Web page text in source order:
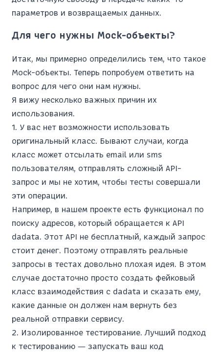
параметров и возвращаемых данных.
Для чего нужны Mock-объекты?
Итак, мы примерно определились тем, что такое
Mock-объекты. Теперь попробуем ответить на
вопрос для чего они нам нужны.
Я вижу несколько важных причин их
использования.
1. У вас нет возможности использовать
оригинальный класс. Бывают случаи, когда
класс может отсылать email или sms
пользователям, отправлять сложный API-
запрос и мы не хотим, чтобы тесты совершали
эти операции.
Например, в нашем проекте есть функционал по
поиску адресов, который обращается к API
dadata. Этот API не бесплатный, каждый запрос
стоит денег. Поэтому отправлять реальные
запросы в тестах довольно плохая идея. В этом
случае достаточно просто создать фейковый
класс взаимодействия с dadata и сказать ему,
какие данные он должен нам вернуть без
реальной отправки сервису.
2. Изолированное тестирование. Лучший подход
к тестированию — запускать ваш код